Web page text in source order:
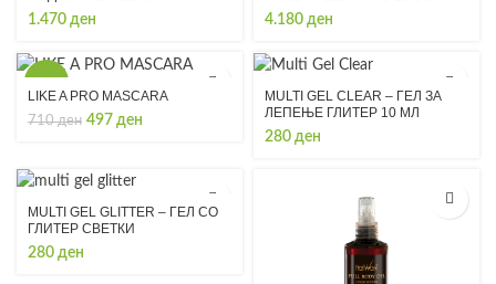
1.470 ден
4.180 ден
LIKE A PRO MASCARA
710ден Original
710 ден.
497 ден
MULTI GEL CLEAR – ГЕЛ ЗА
ЛЕПЕЊЕ ГЛИТЕР 10 МЛ
280 ден
MULTI GEL GLITTER – ГЕЛ СО
ГЛИТЕР СВЕТКИ
280 ден